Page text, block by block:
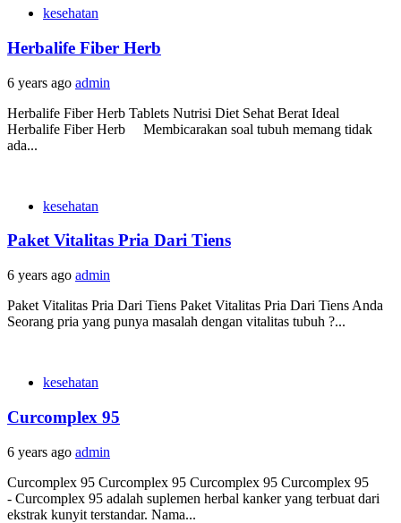
kesehatan
Herbalife Fiber Herb
6 years ago admin
Herbalife Fiber Herb Tablets Nutrisi Diet Sehat Berat Ideal
Herbalife Fiber Herb Membicarakan soal tubuh memang tidak
ada...
kesehatan
Paket Vitalitas Pria Dari Tiens
6 years ago admin
Paket Vitalitas Pria Dari Tiens Paket Vitalitas Pria Dari Tiens Anda
Seorang pria yang punya masalah dengan vitalitas tubuh ?...
kesehatan
Curcomplex 95
6 years ago admin
Curcomplex 95 Curcomplex 95 Curcomplex 95 Curcomplex 95
- Curcomplex 95 adalah suplemen herbal kanker yang terbuat dari
ekstrak kunyit terstandar. Nama...